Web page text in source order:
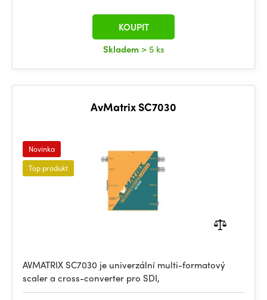
Skladem > 5 ks
KOUPIT
AvMatrix SC7030
Novinka
Top produkt
AVMATRIX SC7030 je univerzální multi-formatový
scaler a cross-converter pro SDI,